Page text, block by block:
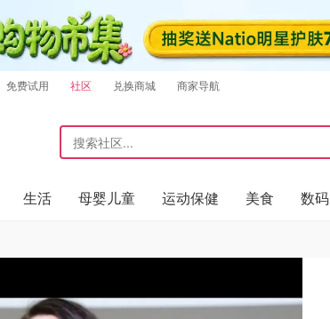
免费试用 社区 兑换商城 商家导航
生活 母婴儿童 运动保健 美食 数码